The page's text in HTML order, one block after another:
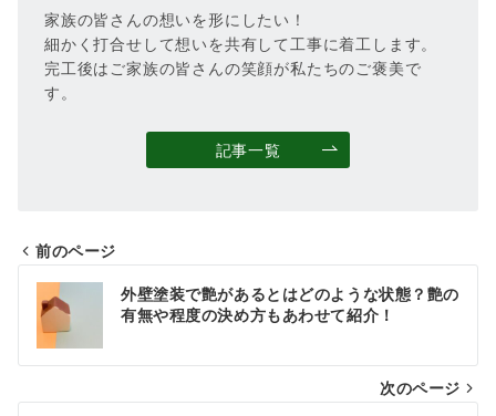
家族の皆さんの想いを形にしたい！
細かく打合せして想いを共有して工事に着工します。
完工後はご家族の皆さんの笑顔が私たちのご褒美で
す。
記事一覧
投
稿
ナ
ビ
前のページ
外壁塗装で艶があるとはどのような状態？艶の
有無や程度の決め方もあわせて紹介！
次のページ